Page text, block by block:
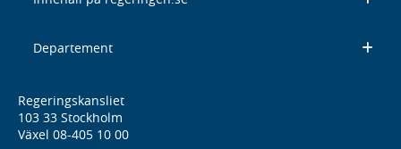
Departement
Regeringskansliet
103 33 Stockholm
Växel 08-405 10 00